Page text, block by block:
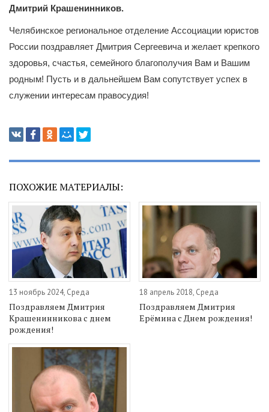
Дмитрий Крашенинников.
Челябинское региональное отделение Ассоциации юристов
России поздравляет Дмитрия Сергеевича и желает крепкого
здоровья, счастья, семейного благополучия Вам и Вашим
родным! Пусть и в дальнейшем Вам сопутствует успех в
служении интересам правосудия!
ПОХОЖИЕ МАТЕРИАЛЫ:
13 ноябрь 2024, Среда
Поздравляем Дмитрия
Крашенинникова с днем
рождения!
18 апрель 2018, Среда
Поздравляем Дмитрия
Ерёмина с Днем рождения!